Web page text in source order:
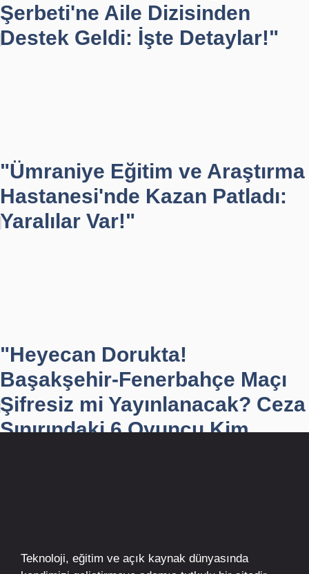
Şerbeti'ne Aile Dizisinden
Destek Geldi: İşte Detaylar!"
"Ümraniye Eğitim ve Araştırma
Hastanesi'nde Kazan Patladı:
Yaralılar Var!"
"Heyecan Dorukta!
Başakşehir-Fenerbahçe Maçı
Şifresiz mi Yayınlanacak? Ceza
Sınırındaki 6 Oyuncu Kim...
Teknoloji, eğitim ve açık kaynak dünyasında